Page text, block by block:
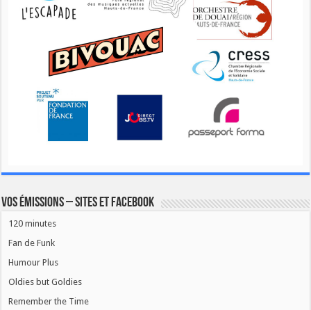
Vos émissions – Sites et Facebook
120 minutes
Fan de Funk
Humour Plus
Oldies but Goldies
Remember the Time